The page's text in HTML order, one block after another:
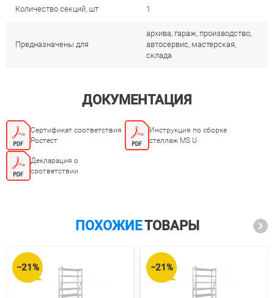
Количество секций, шт 1
Предназначены для
архива, гараж, производство,
автосервис, мастерская,
склада
ДОКУМЕНТАЦИЯ
Сертификат соответствия
Ростест
Инструкция по сборке
стеллаж MS U
Декларация о
соответствии
ПОХОЖИЕТОВАРЫ
−21% −21%